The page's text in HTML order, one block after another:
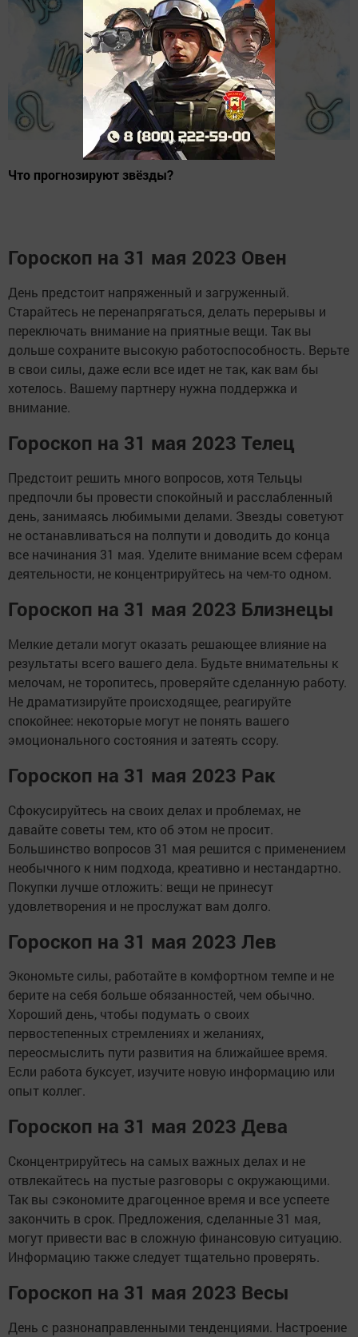
Что прогнозируют звёзды?
Гороскоп на 31 мая 2023 Овен
День предстоит напряженный и загруженный.
Старайтесь не перенапрягаться, делать перерывы и
переключать внимание на приятные вещи. Так вы
дольше сохраните высокую работоспособность. Верьте
в свои силы, даже если все идет не так, как вам бы
хотелось. Вашему партнеру нужна поддержка и
внимание.
Гороскоп на 31 мая 2023 Телец
Предстоит решить много вопросов, хотя Тельцы
предпочли бы провести спокойный и расслабленный
день, занимаясь любимыми делами. Звезды советуют
не останавливаться на полпути и доводить до конца
все начинания 31 мая. Уделите внимание всем сферам
деятельности, не концентрируйтесь на чем-то одном.
Гороскоп на 31 мая 2023 Близнецы
Мелкие детали могут оказать решающее влияние на
результаты всего вашего дела. Будьте внимательны к
мелочам, не торопитесь, проверяйте сделанную работу.
Не драматизируйте происходящее, реагируйте
спокойнее: некоторые могут не понять вашего
эмоционального состояния и затеять ссору.
Гороскоп на 31 мая 2023 Рак
Сфокусируйтесь на своих делах и проблемах, не
давайте советы тем, кто об этом не просит.
Большинство вопросов 31 мая решится с применением
необычного к ним подхода, креативно и нестандартно.
Покупки лучше отложить: вещи не принесут
удовлетворения и не прослужат вам долго.
Гороскоп на 31 мая 2023 Лев
Экономьте силы, работайте в комфортном темпе и не
берите на себя больше обязанностей, чем обычно.
Хороший день, чтобы подумать о своих
первостепенных стремлениях и желаниях,
переосмыслить пути развития на ближайшее время.
Если работа буксует, изучите новую информацию или
опыт коллег.
Гороскоп на 31 мая 2023 Дева
Сконцентрируйтесь на самых важных делах и не
отвлекайтесь на пустые разговоры с окружающими.
Так вы сэкономите драгоценное время и все успеете
закончить в срок. Предложения, сделанные 31 мая,
могут привести вас в сложную финансовую ситуацию.
Информацию также следует тщательно проверять.
Гороскоп на 31 мая 2023 Весы
День с разнонаправленными тенденциями. Настроение